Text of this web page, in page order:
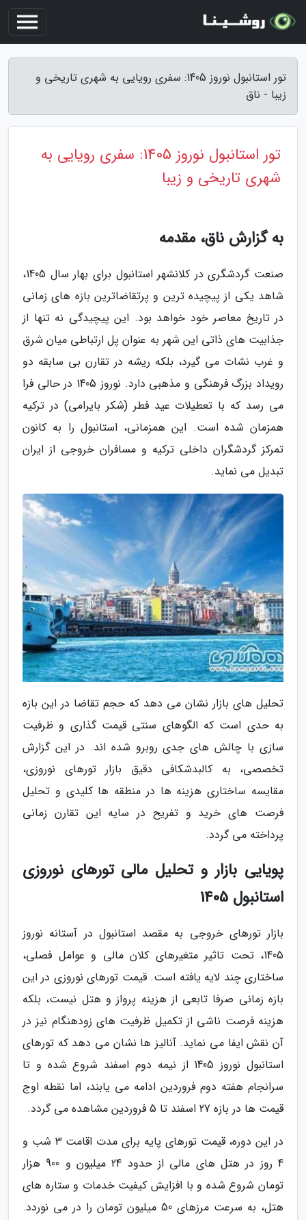
تور استانبول نوروز 1405: سفری رویایی به شهری تاریخی و
زیبا - ناق
تور استانبول نوروز 1405: سفری رویایی به
شهری تاریخی و زیبا
به گزارش ناق، مقدمه
صنعت گردشگری در کلانشهر استانبول برای بهار سال 1405،
شاهد یکی از پیچیده ترین و پرتقاضاترین بازه های زمانی
در تاریخ معاصر خود خواهد بود. این پیچیدگی نه تنها از
جذابیت های ذاتی این شهر به عنوان پل ارتباطی میان شرق
و غرب نشات می گیرد، بلکه ریشه در تقارن بی سابقه دو
رویداد بزرگ فرهنگی و مذهبی دارد. نوروز 1405 در حالی فرا
می رسد که با تعطیلات عید فطر (شکر بایرامی) در ترکیه
همزمان شده است. این همزمانی، استانبول را به کانون
تمرکز گردشگران داخلی ترکیه و مسافران خروجی از ایران
تبدیل می نماید.
تحلیل های بازار نشان می دهد که حجم تقاضا در این بازه
به حدی است که الگوهای سنتی قیمت گذاری و ظرفیت
سازی با چالش های جدی روبرو شده اند. در این گزارش
تخصصی، به کالبدشکافی دقیق بازار تورهای نوروزی،
مقایسه ساختاری هزینه ها در منطقه ها کلیدی و تحلیل
فرصت های خرید و تفریح در سایه این تقارن زمانی
پرداخته می گردد.
پویایی بازار و تحلیل مالی تورهای نوروزی
استانبول 1405
بازار تورهای خروجی به مقصد استانبول در آستانه نوروز
1405، تحت تاثیر متغیرهای کلان مالی و عوامل فصلی،
ساختاری چند لایه یافته است. قیمت تورهای نوروزی در این
بازه زمانی صرفا تابعی از هزینه پرواز و هتل نیست، بلکه
هزینه فرصت ناشی از تکمیل ظرفیت های زودهنگام نیز در
آن نقش ایفا می نماید. آنالیز ها نشان می دهد که تورهای
استانبول نوروز 1405 از نیمه دوم اسفند شروع شده و تا
سرانجام هفته دوم فروردین ادامه می یابند، اما نقطه اوج
قیمت ها در بازه 27 اسفند تا 5 فروردین مشاهده می گردد.
در این دوره، قیمت تورهای پایه برای مدت اقامت 3 شب و
4 روز در هتل های مالی از حدود 24 میلیون و 900 هزار
تومان شروع شده و با افزایش کیفیت خدمات و ستاره های
هتل، به سرعت مرزهای 50 میلیون تومان را در می نوردد.